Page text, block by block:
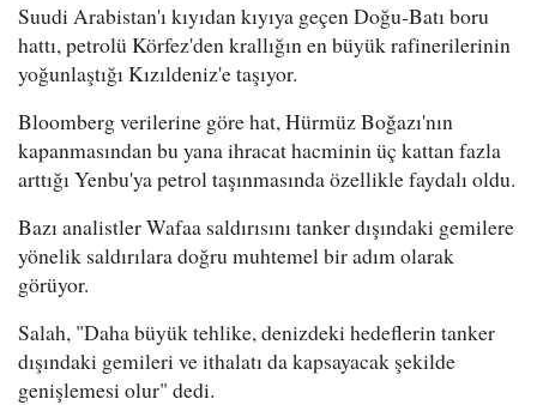
Suudi Arabistan'ı kıyıdan kıyıya geçen Doğu-Batı boru
hattı, petrolü Körfez'den krallığın en büyük rafinerilerinin
yoğunlaştığı Kızıldeniz'e taşıyor.
Bloomberg verilerine göre hat, Hürmüz Boğazı'nın
kapanmasından bu yana ihracat hacminin üç kattan fazla
arttığı Yenbu'ya petrol taşınmasında özellikle faydalı oldu.
Bazı analistler Wafaa saldırısını tanker dışındaki gemilere
yönelik saldırılara doğru muhtemel bir adım olarak
görüyor.
Salah, "Daha büyük tehlike, denizdeki hedeflerin tanker
dışındaki gemileri ve ithalatı da kapsayacak şekilde
genişlemesi olur" dedi.